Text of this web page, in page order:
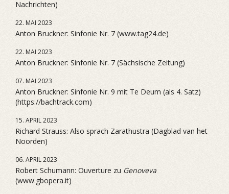
Nachrichten)
22. MAI 2023
Anton Bruckner: Sinfonie Nr. 7 (www.tag24.de)
22. MAI 2023
Anton Bruckner: Sinfonie Nr. 7 (Sächsische Zeitung)
07. MAI 2023
Anton Bruckner: Sinfonie Nr. 9 mit Te Deum (als 4. Satz)
(https://bachtrack.com)
15. APRIL 2023
Richard Strauss: Also sprach Zarathustra (Dagblad van het
Noorden)
06. APRIL 2023
Robert Schumann: Ouverture zu Genoveva
(www.gbopera.it)